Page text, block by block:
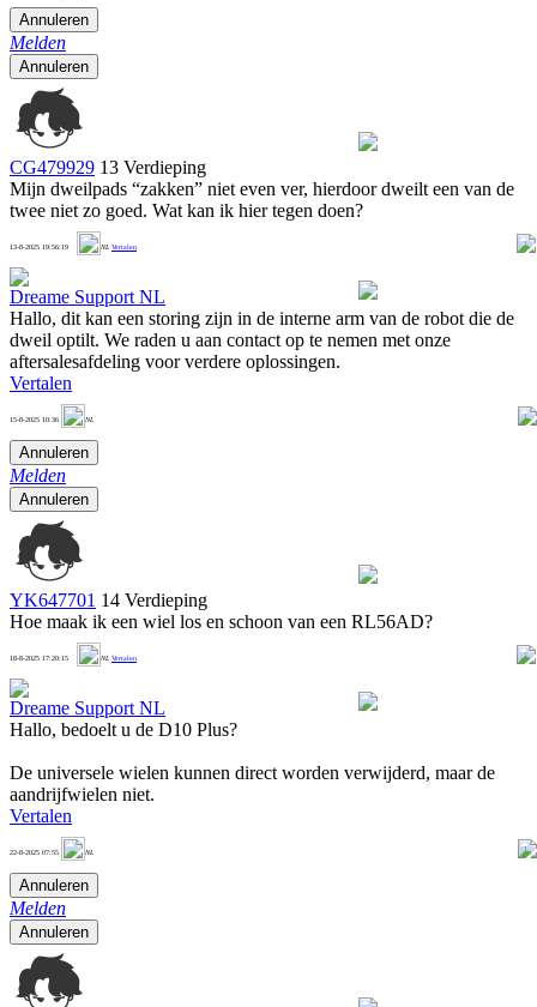
Annuleren
Melden
Annuleren
CG479929 13 Verdieping
Mijn dweilpads “zakken” niet even ver, hierdoor dweilt een van de
twee niet zo goed. Wat kan ik hier tegen doen?
13-8-2025 19:56:19 NL Vertalen 1
Dreame Support NL
Hallo, dit kan een storing zijn in de interne arm van de robot die de
dweil optilt. We raden u aan contact op te nemen met onze
aftersalesafdeling voor verdere oplossingen.
Vertalen
15-8-2025 10:36 NL 1
Annuleren
Melden
Annuleren
YK647701 14 Verdieping
Hoe maak ik een wiel los en schoon van een RL56AD?
18-8-2025 17:20:15 NL Vertalen 1
Dreame Support NL
Hallo, bedoelt u de D10 Plus?
De universele wielen kunnen direct worden verwijderd, maar de
aandrijfwielen niet.
Vertalen
22-8-2025 07:55 NL 1
Annuleren
Melden
Annuleren